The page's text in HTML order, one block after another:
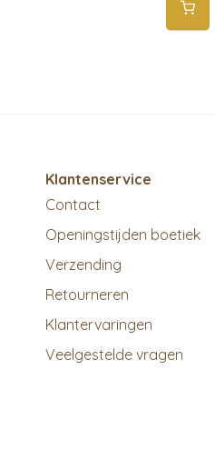
Klantenservice
Contact
Openingstijden boetiek
Verzending
Retourneren
Klantervaringen
Veelgestelde vragen